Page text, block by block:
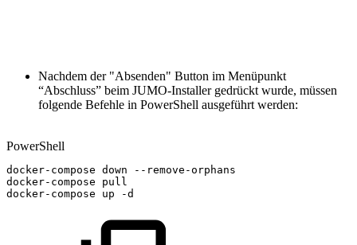
Nachdem der "Absenden" Button im Menüpunkt
“Abschluss” beim JUMO-Installer gedrückt wurde, müssen
folgende Befehle in PowerShell ausgeführt werden:
PowerShell
docker-compose down -- remove-orphans
docker-compose
pull
docker-compose
up -d